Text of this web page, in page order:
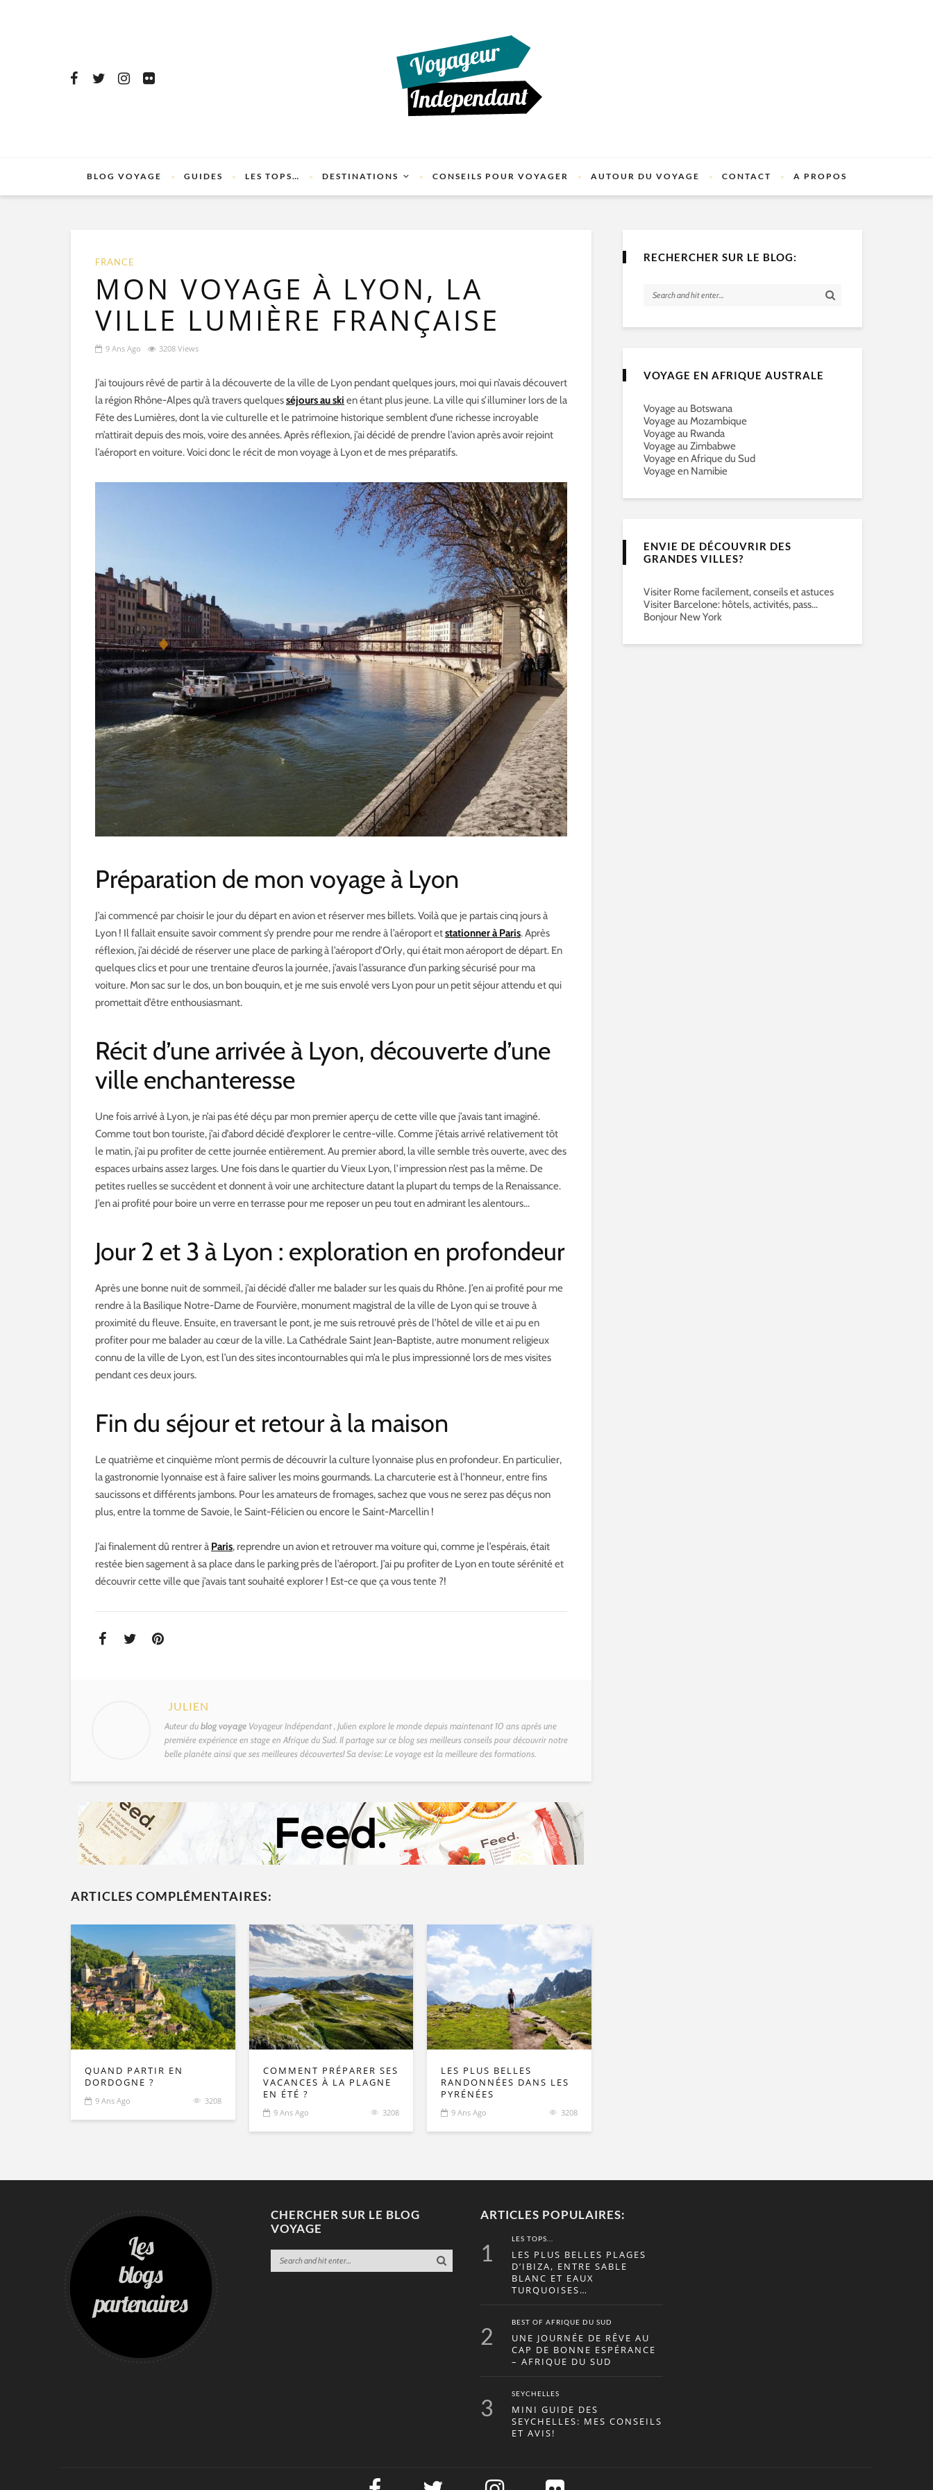
BLOG VOYAGE GUIDES LES TOPS… DESTINATIONS CONSEILS POUR VOYAGER AUTOUR DU VOYAGE CONTACT A PROPOS
FRANCE
MON VOYAGE À LYON, LA
VILLE LUMIÈRE FRANÇAISE
9 Ans Ago 3208 Views
J’ai toujours rêvé de partir à la découverte de la ville de Lyon pendant quelques jours, moi qui n’avais découvert
la région Rhône-Alpes qu’à travers quelquesséjours au ski en étant plus jeune. La ville qui s’illuminer lors de la
Fête des Lumières, dont la vie culturelle et le patrimoine historique semblent d’une richesse incroyable
m’attirait depuis des mois, voire des années. Après réflexion, j’ai décidé de prendre l’avion après avoir rejoint
l’aéroport en voiture. Voici donc le récit de mon voyage à Lyon et de mes préparatifs.
Préparation de mon voyage à Lyon
J’ai commencé par choisir le jour du départ en avion et réserver mes billets. Voilà que je partais cinq jours à
Lyon ! Il fallait ensuite savoir comment s’y prendre pour me rendre à l’aéroport etstationner à Paris. Après
réflexion, j’ai décidé de réserver une place de parking à l’aéroport d’Orly, qui était mon aéroport de départ. En
quelques clics et pour une trentaine d’euros la journée, j’avais l’assurance d’un parking sécurisé pour ma
voiture. Mon sac sur le dos, un bon bouquin, et je me suis envolé vers Lyon pour un petit séjour attendu et qui
promettait d’être enthousiasmant.
Récit d’une arrivée à Lyon, découverte d’une
ville enchanteresse
Une fois arrivé à Lyon, je n’ai pas été déçu par mon premier aperçu de cette ville que j’avais tant imaginé.
Comme tout bon touriste, j’ai d’abord décidé d’explorer le centre-ville. Comme j’étais arrivé relativement tôt
le matin, j’ai pu profiter de cette journée entièrement. Au premier abord, la ville semble très ouverte, avec des
espaces urbains assez larges. Une fois dans le quartier du Vieux Lyon, l’impression n’est pas la même. De
petites ruelles se succèdent et donnent à voir une architecture datant la plupart du temps de la Renaissance.
J’en ai profité pour boire un verre en terrasse pour me reposer un peu tout en admirant les alentours…
Jour 2 et 3 à Lyon : exploration en profondeur
Après une bonne nuit de sommeil, j’ai décidé d’aller me balader sur les quais du Rhône. J’en ai profité pour me
rendre à la Basilique Notre-Dame de Fourvière, monument magistral de la ville de Lyon qui se trouve à
proximité du fleuve. Ensuite, en traversant le pont, je me suis retrouvé près de l’hôtel de ville et ai pu en
profiter pour me balader au cœur de la ville. La Cathédrale Saint Jean-Baptiste, autre monument religieux
connu de la ville de Lyon, est l’un des sites incontournables qui m’a le plus impressionné lors de mes visites
pendant ces deux jours.
Fin du séjour et retour à la maison
Le quatrième et cinquième m’ont permis de découvrir la culture lyonnaise plus en profondeur. En particulier,
la gastronomie lyonnaise est à faire saliver les moins gourmands. La charcuterie est à l’honneur, entre fins
saucissons et différents jambons. Pour les amateurs de fromages, sachez que vous ne serez pas déçus non
plus, entre la tomme de Savoie, le Saint-Félicien ou encore le Saint-Marcellin !
J’ai finalement dû rentrer à Paris, reprendre un avion et retrouver ma voiture qui, comme je l’espérais, était
restée bien sagement à sa place dans le parking près de l’aéroport. J’ai pu profiter de Lyon en toute sérénité et
découvrir cette ville que j’avais tant souhaité explorer ! Est-ce que ça vous tente ?!
JULIEN
Auteur dublog voyage Voyageur Indépendant , Julien explore le monde depuis maintenant 10 ans après une
première expérience en stage en Afrique du Sud. Il partage sur ce blog ses meilleurs conseils pour découvrir notre
belle planète ainsi que ses meilleures découvertes! Sa devise: Le voyage est la meilleure des formations.
ARTICLES COMPLÉMENTAIRES:
QUAND PARTIR EN
DORDOGNE ?
9 Ans Ago 3208
COMMENT PRÉPARER SES
VACANCES À LA PLAGNE
EN ÉTÉ ?
9 Ans Ago 3208
LES PLUS BELLES
RANDONNÉES DANS LES
PYRÉNÉES
9 Ans Ago 3208
RECHERCHER SUR LE BLOG:
VOYAGE EN AFRIQUE AUSTRALE
Voyage au Botswana
Voyage au Mozambique
Voyage au Rwanda
Voyage au Zimbabwe
Voyage en Afrique du Sud
Voyage en Namibie
ENVIE DE DÉCOUVRIR DES
GRANDES VILLES?
Visiter Rome facilement, conseils et astuces
Visiter Barcelone: hôtels, activités, pass…
Bonjour New York
CHERCHER SUR LE BLOG
VOYAGE
ARTICLES POPULAIRES:
1
LES TOPS...
LES PLUS BELLES PLAGES
D’IBIZA, ENTRE SABLE
BLANC ET EAUX
TURQUOISES…
2
BEST OF AFRIQUE DU SUD
UNE JOURNÉE DE RÊVE AU
CAP DE BONNE ESPÉRANCE
– AFRIQUE DU SUD
3
SEYCHELLES
MINI GUIDE DES
SEYCHELLES: MES CONSEILS
ET AVIS!